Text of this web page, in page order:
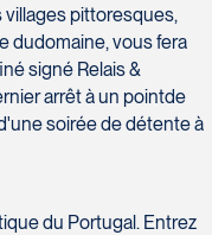
villages pittoresques,
dudomaine, vous fera
signé Relais &
arrêt à un pointde
soirée de détente à
du Portugal. Entrez